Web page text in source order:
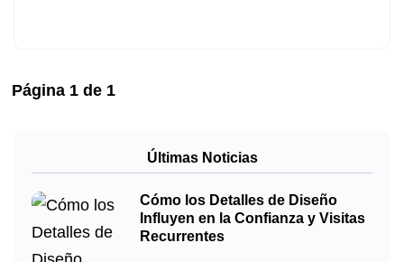
Página 1 de 1
Últimas Noticias
Cómo los Detalles de Diseño
Influyen en la Confianza y Visitas
Recurrentes